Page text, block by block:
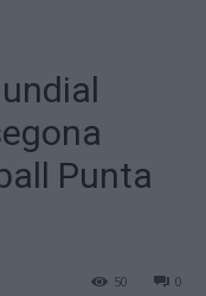
Punta
0
50